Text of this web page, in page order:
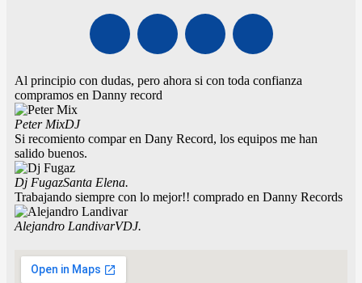
Racks
COMPUTACION
CURSOS
Al principio con dudas, pero ahora si con toda confianza
compramos en Danny record
Peter MixDJ
Si recomiento compar en Dany Record, los equipos me han
salido buenos.
Dj FugazSanta Elena.
Trabajando siempre con lo mejor!! comprado en Danny Records
Alejandro LandivarVDJ.